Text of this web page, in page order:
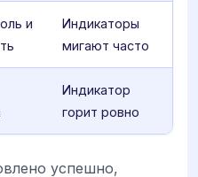
и
Индикаторы
мигают часто
Индикатор
горит ровно
успешно,